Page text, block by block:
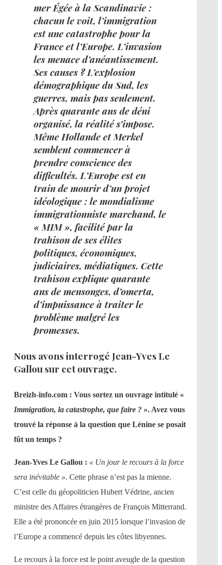
mer Égée à la Scandinavie :
chacun le voit, l’immigration
est une catastrophe pour la
France et l’Europe. L’invasion
les menace d’anéantissement.
Ses causes ? L’explosion
démographique du Sud, les
guerres, mais pas seulement.
Après quarante ans de déni
organisé, la réalité s’impose.
Même Hollande et Merkel
semblent commencer à
prendre conscience des
difficultés. L’Europe est en
train de mourir d’un projet
idéologique : le mondialisme
immigrationniste marchand, le
« MIM », facilité par la
trahison de ses élites
politiques, économiques,
judiciaires, médiatiques. Cette
trahison explique quarante
ans de mensonges, d’omerta,
d’impuissance à traiter le
problème malgré les
promesses.
Nous avons interrogé Jean-Yves Le
Gallou sur cet ouvrage.
Breizh-info.com : Vous sortez un ouvrage intitulé «
Immigration, la catastrophe, que faire ? ». Avez vous
trouvé la réponse à la question que Lénine se posait
fût un temps ?
Jean-Yves Le Gallou : « Un jour le recours à la force
sera inévitable ». Cette phrase n’est pas la mienne.
C’est celle du géopoliticien Hubert Védrine, ancien
ministre des Affaires étrangères de François Mitterrand.
Elle a été prononcée en juin 2015 lorsque l’invasion de
l’Europe a commencé depuis les côtes libyennes.
Le recours à la force est le point aveugle de la question